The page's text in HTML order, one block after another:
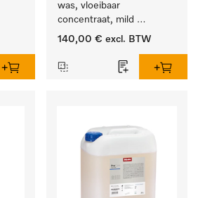
was, vloeibaar
concentraat, mild
alkalisch, 20 l voor het
en gevoelig textiel.
140,00 € excl. BTW